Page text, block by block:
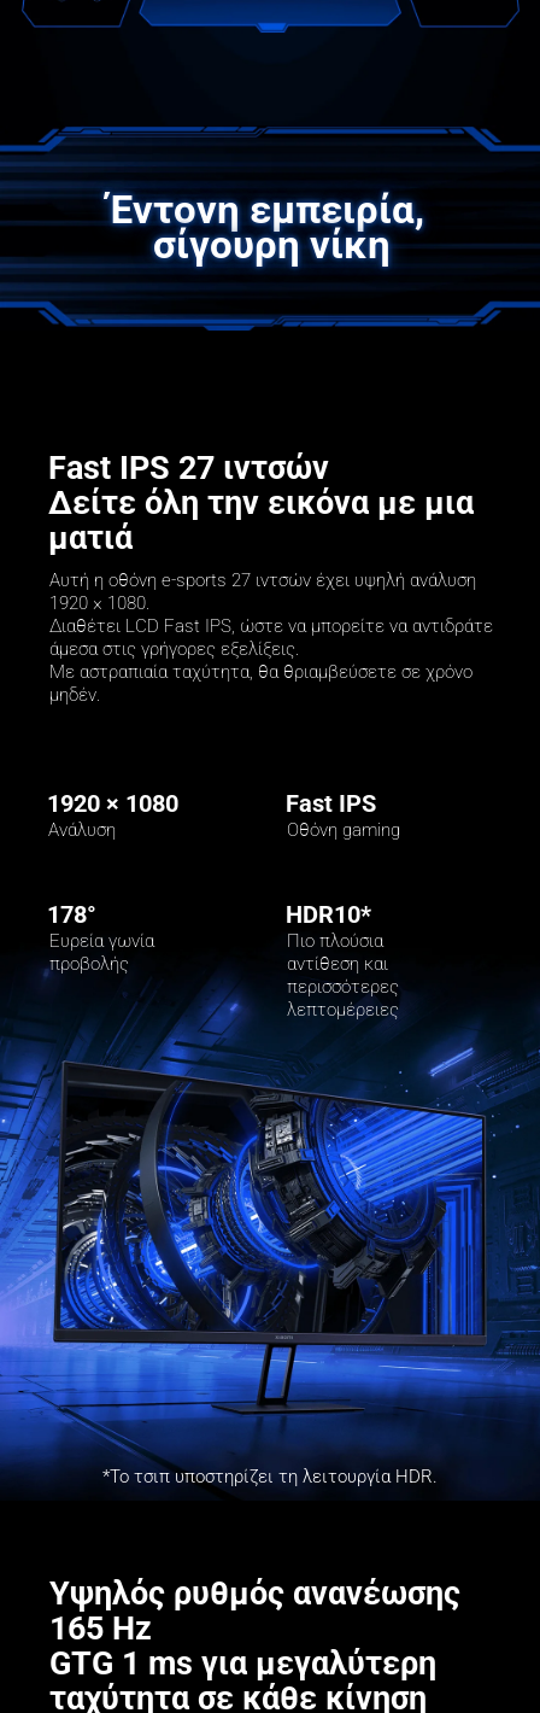
Έντονη εμπειρία,
σίγουρη νίκη
Fast IPS 27 ιντσών
Δείτε όλη την εικόνα με μια
ματιά
Αυτή η οθόνη e-sports 27 ιντσών έχει υψηλή ανάλυση
1920 × 1080.
Διαθέτει LCD Fast IPS, ώστε να μπορείτε να αντιδράτε
άμεσα στις γρήγορες εξελίξεις.
Με αστραπιαία ταχύτητα, θα θριαμβεύσετε σε χρόνο
μηδέν.
1920 × 1080 Fast IPS
Ανάλυση Οθόνη gaming
178° HDR10*
Ευρεία γωνία
προβολής
Πιο πλούσια
αντίθεση και
περισσότερες
λεπτομέρειες
*Το τσιπ υποστηρίζει τη λειτουργία HDR.
Υψηλός ρυθμός ανανέωσης
165 Hz
GTG 1 ms για μεγαλύτερη
ταχύτητα σε κάθε κίνηση